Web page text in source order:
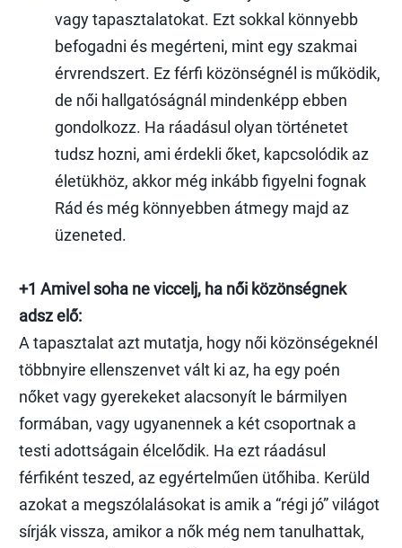
vagy tapasztalatokat. Ezt sokkal könnyebb
befogadni és megérteni, mint egy szakmai
érvrendszert. Ez férfi közönségnél is működik,
de női hallgatóságnál mindenképp ebben
gondolkozz. Ha ráadásul olyan történetet
tudsz hozni, ami érdekli őket, kapcsolódik az
életükhöz, akkor még inkább figyelni fognak
Rád és még könnyebben átmegy majd az
üzeneted.
+1 Amivel soha ne viccelj, ha női közönségnek
adsz elő:
A tapasztalat azt mutatja, hogy női közönségeknél
többnyire ellenszenvet vált ki az, ha egy poén
nőket vagy gyerekeket alacsonyít le bármilyen
formában, vagy ugyanennek a két csoportnak a
testi adottságain élcelődik. Ha ezt ráadásul
férfiként teszed, az egyértelműen ütőhiba. Kerüld
azokat a megszólalásokat is amik a “régi jó” világot
sírják vissza, amikor a nők még nem tanulhattak,